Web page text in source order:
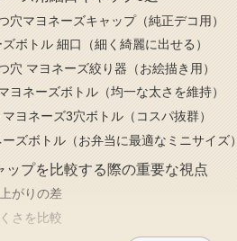
穴マヨネーズキャップ（純正デコ用）
ボトル 細口（細く綺麗に出せる）
穴 マヨネーズ絞り器（お絵描き用）
ヨネーズボトル（均一な太さを維持）
ヨネーズ3穴ボトル（コスパ抜群）
ーズボトル（お弁当に最適なミニサイズ）
ップを比較する際の重要な視点
がりの差
さを比較